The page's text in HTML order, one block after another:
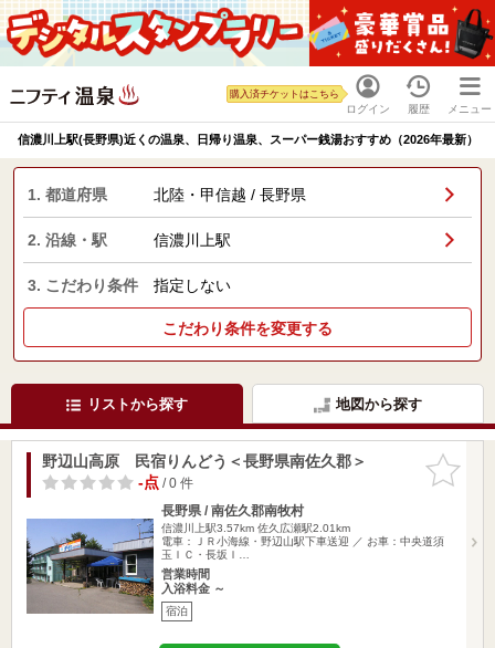
ログイン
購入済チケットはこちら
履歴 メニュー
信濃川上駅(長野県)近くの温泉、日帰り温泉、スーパー銭湯おすすめ（2026年最新）
1. 都道府県 北陸・甲信越 / 長野県
2. 沿線・駅 信濃川上駅
3. こだわり条件 指定しない
こだわり条件を変更する
リストから探す 地図から探す
お気に入
りに追加
野辺山高原 民宿りんどう＜長野県南佐久郡＞
-点/ 0 件
長野県 / 南佐久郡南牧村
信濃川上駅3.57km 佐久広瀬駅2.01km
電車：ＪＲ小海線・野辺山駅下車送迎 ／ お車：中央道須
玉ＩＣ・長坂Ｉ…
営業時間
入浴料金 ～
宿泊